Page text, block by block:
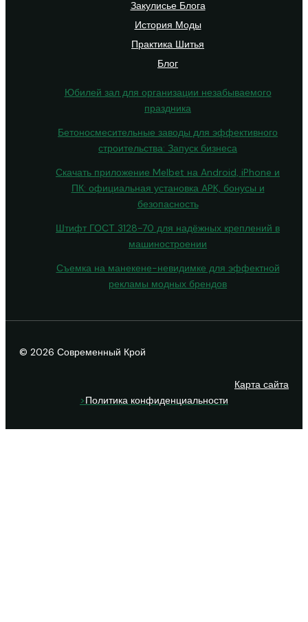
Закулисье Блога
История Моды
Практика Шитья
Блог
Юбилей зал для организации незабываемого
праздника
Бетоносмесительные заводы для эффективного
строительства: Запуск бизнеса
Скачать приложение Melbet на Android, iPhone и
ПК: официальная установка APK, бонусы и
безопасность
Штифт ГОСТ 3128-70 для надёжных креплений в
машиностроении
Съемка на манекене-невидимке для эффектной
рекламы модных брендов
© 2026 Современный Крой
Карта сайта
>Политика конфиденциальности